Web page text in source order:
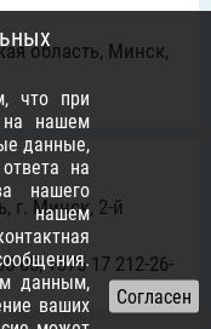
область, Минск,
г. Минск, 2-й
05; +375 17 212-26-
что при
на нашем
данные,
на
нашего
нашем
данным,
ваших